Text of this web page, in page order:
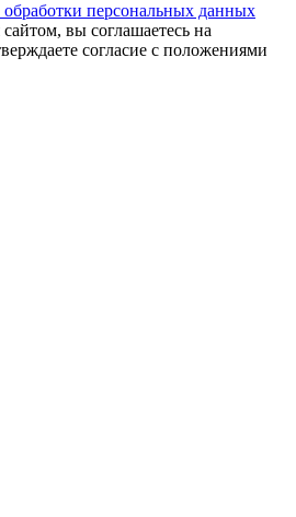
персональных данных
вы соглашаетесь на
согласие с положениями